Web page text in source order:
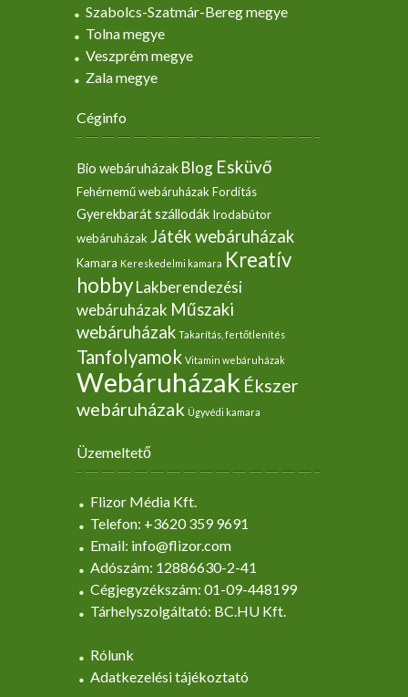
Szabolcs-Szatmár-Bereg megye
Tolna megye
Veszprém megye
Zala megye
Céginfo
Bio webáruházak Blog Esküvő
Fehérnemű webáruházakFordítás
Gyerekbarát szállodák Irodabútor
webáruházak Játék webáruházak
Kamara Kereskedelmi kamara Kreatív
hobbyLakberendezési
webáruházak Műszaki
webáruházak Takarítás, fertőtlenítés
Tanfolyamok Vitamin webáruházak
Webáruházak Ékszer
webáruházak Ügyvédi kamara
Üzemeltető
Flizor Média Kft.
Telefon: +3620 359 9691
Email: info@flizor.com
Adószám: 12886630-2-41
Cégjegyzékszám: 01-09-448199
Tárhelyszolgáltató: BC.HU Kft.
Rólunk
Adatkezelési tájékoztató